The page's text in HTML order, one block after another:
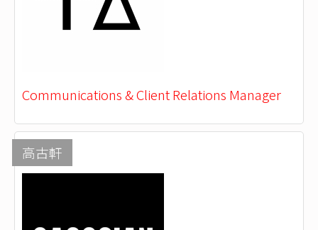
Communications & Client Relations Manager
高古軒